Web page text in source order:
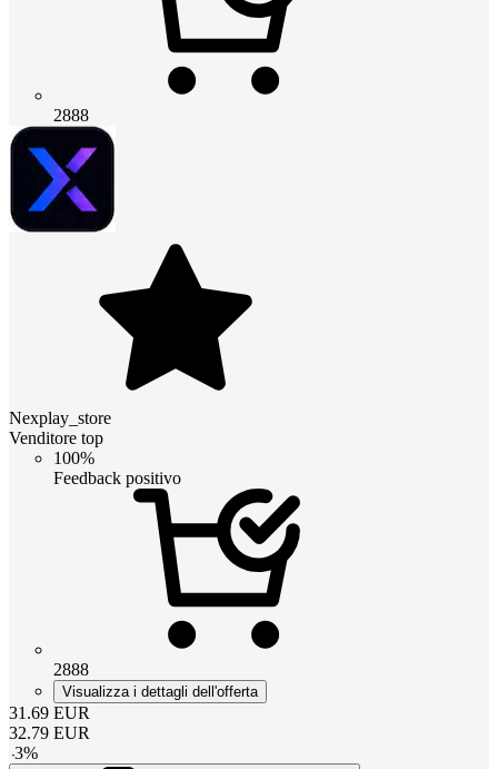
2888
Nexplay_store
Venditore top
100%
Feedback positivo
2888
Visualizza i dettagli dell'offerta
31.69 EUR
32.79 EUR
-3%